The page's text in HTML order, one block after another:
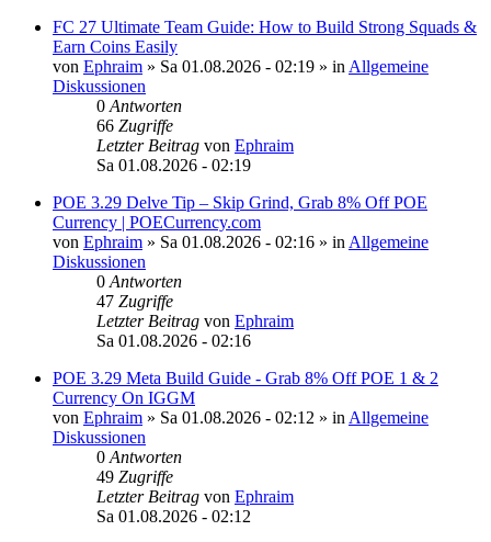
FC 27 Ultimate Team Guide: How to Build Strong Squads &
Earn Coins Easily
von Ephraim » Sa 01.08.2026 - 02:19 » in Allgemeine
Diskussionen
0 Antworten
66 Zugriffe
Letzter Beitrag von Ephraim
Sa 01.08.2026 - 02:19
POE 3.29 Delve Tip – Skip Grind, Grab 8% Off POE
Currency | POECurrency.com
von Ephraim » Sa 01.08.2026 - 02:16 » in Allgemeine
Diskussionen
0 Antworten
47 Zugriffe
Letzter Beitrag von Ephraim
Sa 01.08.2026 - 02:16
POE 3.29 Meta Build Guide - Grab 8% Off POE 1 & 2
Currency On IGGM
von Ephraim » Sa 01.08.2026 - 02:12 » in Allgemeine
Diskussionen
0 Antworten
49 Zugriffe
Letzter Beitrag von Ephraim
Sa 01.08.2026 - 02:12